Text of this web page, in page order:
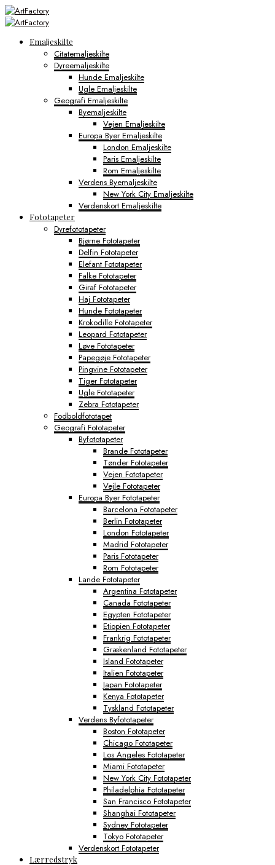
Emaljeskilte
Citatemaljeskilte
Dyreemaljeskilte
Hunde Emaljeskilte
Ugle Emaljeskilte
Geografi Emaljeskilte
Byemaljeskilte
Vejen Emaljeskilte
Europa Byer Emaljeskilte
London Emaljeskilte
Paris Emaljeskilte
Rom Emaljeskilte
Verdens Byemaljeskilte
New York City Emaljeskilte
Verdenskort Emaljeskilte
Fototapeter
Dyrefototapeter
Bjørne Fototapeter
Delfin Fototapeter
Elefant Fototapeter
Falke Fototapeter
Giraf Fototapeter
Haj Fototapeter
Hunde Fototapeter
Krokodille Fototapeter
Leopard Fototapeter
Løve Fototapeter
Papegøje Fototapeter
Pingvine Fototapeter
Tiger Fototapeter
Ugle Fototapeter
Zebra Fototapeter
Fodboldfototapet
Geografi Fototapeter
Byfototapeter
Brande Fototapeter
Tønder Fototapeter
Vejen Fototapeter
Vejle Fototapeter
Europa Byer Fototapeter
Barcelona Fototapeter
Berlin Fototapeter
London Fototapeter
Madrid Fototapeter
Paris Fototapeter
Rom Fototapeter
Lande Fototapeter
Argentina Fototapeter
Canada Fototapeter
Egypten Fototapeter
Etiopien Fototapeter
Frankrig Fototapeter
Grækenland Fototapeter
Island Fototapeter
Italien Fototapeter
Japan Fototapeter
Kenya Fototapeter
Tyskland Fototapeter
Verdens Byfototapeter
Boston Fototapeter
Chicago Fototapeter
Los Angeles Fototapeter
Miami Fototapeter
New York City Fototapeter
Philadelphia Fototapeter
San Francisco Fototapeter
Shanghai Fototapeter
Sydney Fototapeter
Tokyo Fototapeter
Verdenskort Fototapeter
Lærredstryk